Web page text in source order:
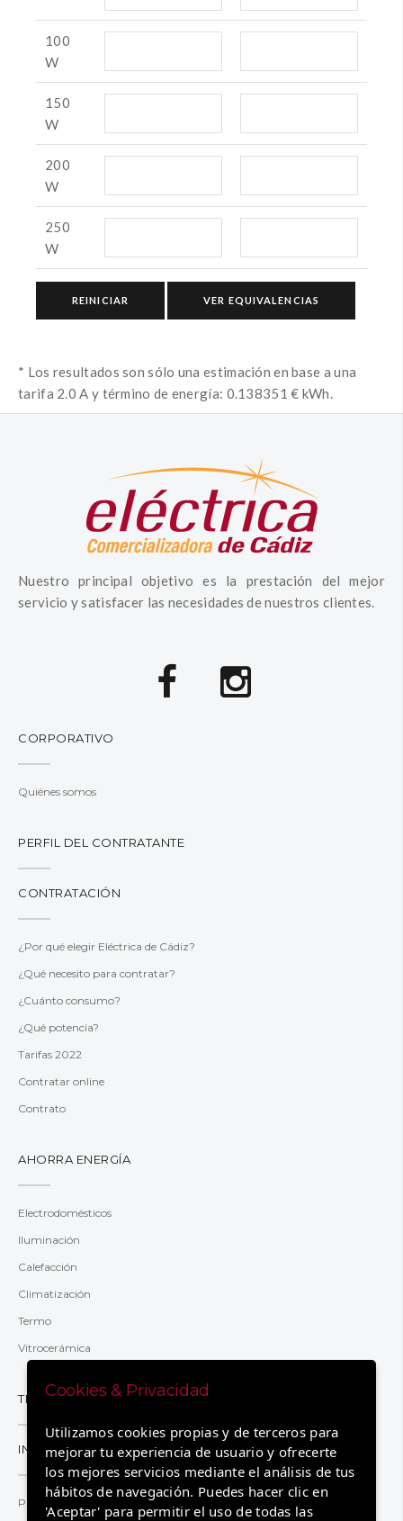
100
W
150
W
200
W
250
W
* Los resultados son sólo una estimación en base a una
tarifa 2.0 A y término de energía: 0.138351 € kWh.
Nuestro principal objetivo es la prestación del mejor
servicio y satisfacer las necesidades de nuestros clientes.
CORPORATIVO
Quiénes somos
PERFIL DEL CONTRATANTE
CONTRATACIÓN
¿Por qué elegir Eléctrica de Cádiz?
¿Qué necesito para contratar?
¿Cuánto consumo?
¿Qué potencia?
Tarifas 2022
Contratar online
Contrato
AHORRA ENERGÍA
Electrodomésticos
Iluminación
Calefacción
Climatización
Termo
Vitrocerámica
TRANSPARENCIA
INFORMACIÓN
Preguntas y respuestas
Cookies & Privacidad
Utilizamos cookies propias y de terceros para
mejorar tu experiencia de usuario y ofrecerte
los mejores servicios mediante el análisis de tus
hábitos de navegación. Puedes hacer clic en
'Aceptar' para permitir el uso de todas las